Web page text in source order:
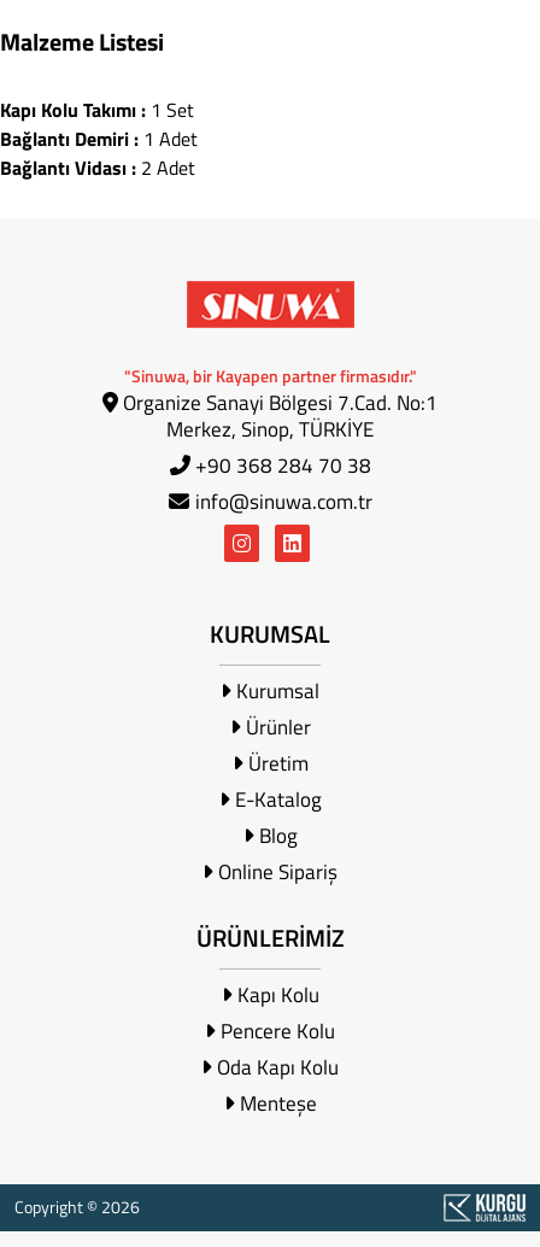
Malzeme Listesi
Kapı Kolu Takımı : 1 Set
Bağlantı Demiri : 1 Adet
Bağlantı Vidası : 2 Adet
"Sinuwa, bir Kayapen partner firmasıdır."
Organize Sanayi Bölgesi 7.Cad. No:1
Merkez, Sinop, TÜRKİYE
+90 368 284 70 38
info@sinuwa.com.tr
KURUMSAL
Kurumsal
Ürünler
Üretim
E-Katalog
Blog
Online Sipariş
ÜRÜNLERİMİZ
Kapı Kolu
Pencere Kolu
Oda Kapı Kolu
Menteşe
Copyright © 2026